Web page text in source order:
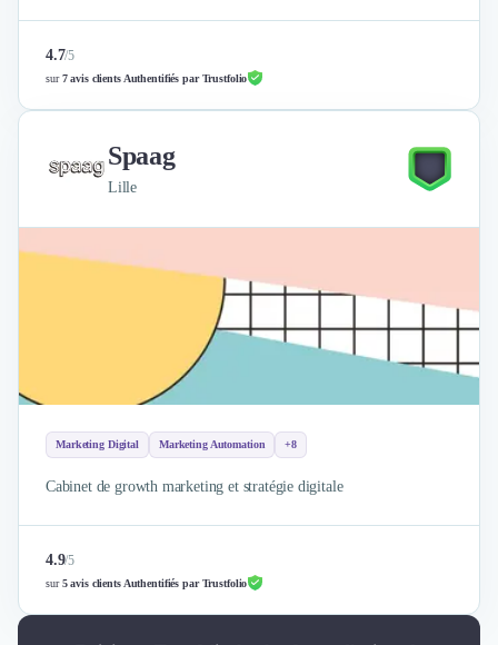
4.7/5
sur7 avis clients Authentifiés par Trustfolio
Spaag
Lille
Marketing Digital Marketing Automation +8
Cabinet de growth marketing et stratégie digitale
4.9/5
sur5 avis clients Authentifiés par Trustfolio